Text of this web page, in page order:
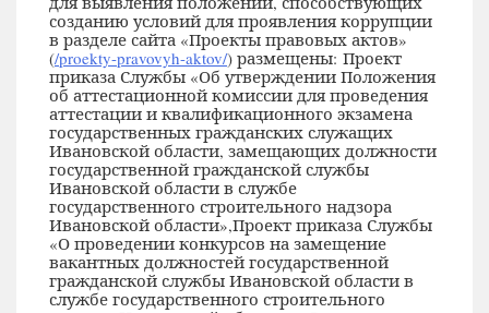
созданию условий для проявления коррупции
в разделе сайта «Проекты правовых актов»
(/proekty-pravovyh-aktov/) размещены: Проект
приказа Службы «Об утверждении Положения
об аттестационной комиссии для проведения
аттестации и квалификационного экзамена
государственных гражданских служащих
Ивановской области, замещающих должности
государственной гражданской службы
Ивановской области в службе
государственного строительного надзора
Ивановской области»,Проект приказа Службы
«О проведении конкурсов на замещение
вакантных должностей государственной
гражданской службы Ивановской области в
службе государственного строительного